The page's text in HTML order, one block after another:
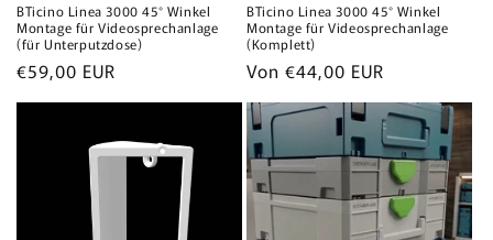
BTicino Linea 3000 45° Winkel
Montage für Videosprechanlage
(für Unterputzdose)
Normaler
Preis
€59,00 EUR
BTicino Linea 3000 45° Winkel
Montage für Videosprechanlage
(Komplett)
Normaler
Preis
Von €44,00 EUR